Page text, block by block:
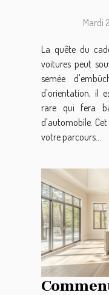
Mardi
La quête du
voitures peut
semée
d'orientation, il
rare qui fera
d'automobile.
votre parcours...